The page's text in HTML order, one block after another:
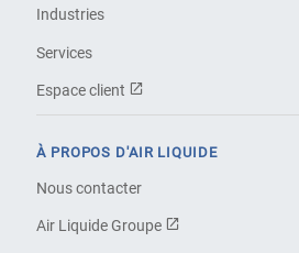
Industries
Services
Espace client
À PROPOS D'AIR LIQUIDE
Nous contacter
Air Liquide Groupe